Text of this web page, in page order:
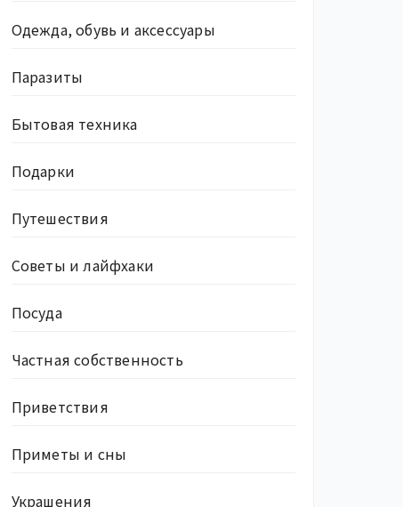
Одежда, обувь и аксессуары
Паразиты
Бытовая техника
Подарки
Путешествия
Советы и лайфхаки
Посуда
Частная собственность
Приветствия
Приметы и сны
Украшения